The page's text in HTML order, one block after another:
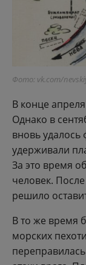
Фото: vk.com/
В конце
Однако в
вновь
удерживали
За это время
человек.
решило
В то же время
морских